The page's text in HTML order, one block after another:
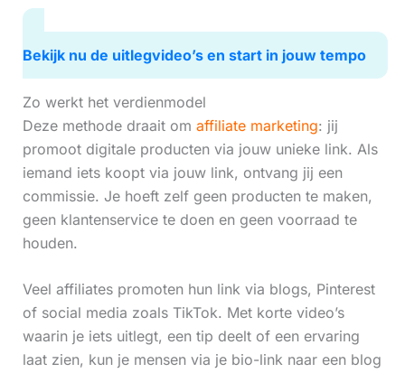
Bekijk nu de uitlegvideo’s en start in jouw tempo
Zo werkt het verdienmodel
Deze methode draait om affiliate marketing: jij
promoot digitale producten via jouw unieke link. Als
iemand iets koopt via jouw link, ontvang jij een
commissie. Je hoeft zelf geen producten te maken,
geen klantenservice te doen en geen voorraad te
houden.
Veel affiliates promoten hun link via blogs, Pinterest
of social media zoals TikTok. Met korte video’s
waarin je iets uitlegt, een tip deelt of een ervaring
laat zien, kun je mensen via je bio-link naar een blog